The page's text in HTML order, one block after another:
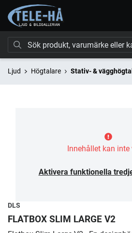
Ljud Högtalare Stativ- &
Innehållet kan inte
Aktivera funktionella
DLS
FLATBOX SLIM LARGE V2